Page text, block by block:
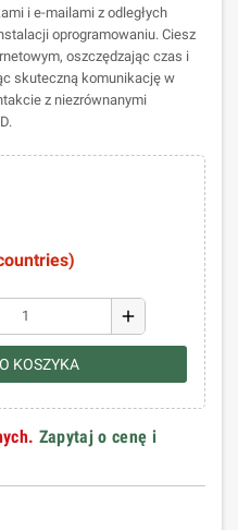
i e-mailami z odległych
oprogramowaniu. Ciesz
oszczędzając czas i
skuteczną komunikację w
z niezrównanymi
add
KOSZYKA
Zapytaj o cenę i